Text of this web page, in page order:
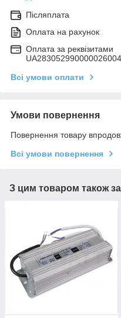
Післяплата
Оплата на рахунок
Оплата за реквізитами
Всі умови оплати
Умови повернення
Повернення товару
Всі умови повернення
З цим товаром також